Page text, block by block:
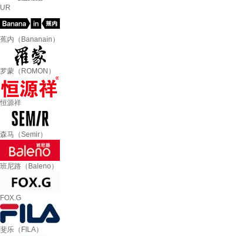
UR
蕉内（Bananain）
罗蒙（ROMON）
恒源祥
森马（Semir）
班尼路（Baleno）
FOX.G
斐乐（FILA）